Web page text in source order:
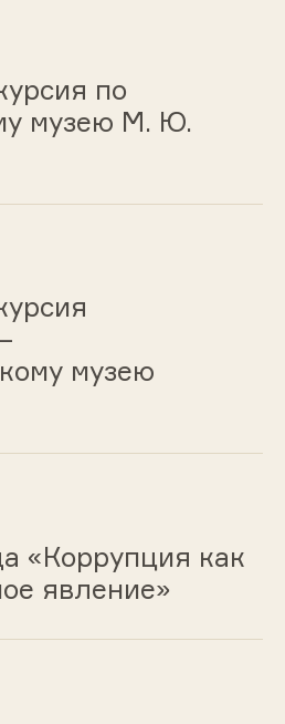
по
музею М. Ю.
музею
«Коррупция как
явление»